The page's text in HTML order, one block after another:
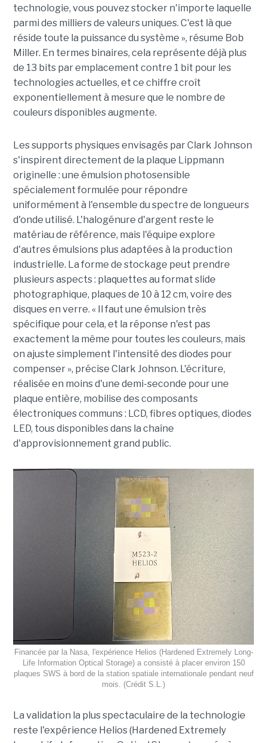
technologie, vous pouvez stocker n'importe laquelle
parmi des milliers de valeurs uniques. C'est là que
réside toute la puissance du système », résume Bob
Miller. En termes binaires, cela représente déjà plus
de 13 bits par emplacement contre 1 bit pour les
technologies actuelles, et ce chiffre croît
exponentiellement à mesure que le nombre de
couleurs disponibles augmente.
Les supports physiques envisagés par Clark Johnson
s'inspirent directement de la plaque Lippmann
originelle : une émulsion photosensible
spécialement formulée pour répondre
uniformément à l'ensemble du spectre de longueurs
d'onde utilisé. L'halogénure d'argent reste le
matériau de référence, mais l'équipe explore
d'autres émulsions plus adaptées à la production
industrielle. La forme de stockage peut prendre
plusieurs aspects : plaquettes au format slide
photographique, plaques de 10 à 12 cm, voire des
disques en verre. « Il faut une émulsion très
spécifique pour cela, et la réponse n'est pas
exactement la même pour toutes les couleurs, mais
on ajuste simplement l'intensité des diodes pour
compenser », précise Clark Johnson. L'écriture,
réalisée en moins d'une demi-seconde pour une
plaque entière, mobilise des composants
électroniques communs : LCD, fibres optiques, diodes
LED, tous disponibles dans la chaîne
d'approvisionnement grand public.
Financée par la Nasa, l'expérience Helios (Hardened Extremely Long-
Life Information Optical Storage) a consisté à placer environ 150
plaques SWS à bord de la station spatiale internationale pendant neuf
mois. (Crédit S.L.)
La validation la plus spectaculaire de la technologie
reste l'expérience Helios (Hardened Extremely